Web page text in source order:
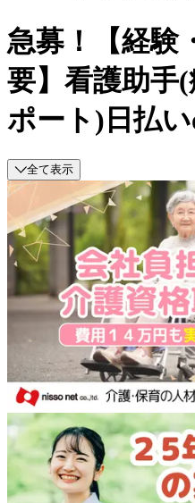
急募！【経験
要】看護助手
ポート)日払
全て表示